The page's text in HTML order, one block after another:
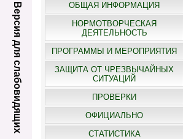
Версия для слабовидящих
ОБЩАЯ ИНФОРМАЦИЯ
НОРМОТВОРЧЕСКАЯ
ДЕЯТЕЛЬНОСТЬ
ПРОГРАММЫ И МЕРОПРИЯТИЯ
ЗАЩИТА ОТ ЧРЕЗВЫЧАЙНЫХ
СИТУАЦИЙ
ПРОВЕРКИ
ОФИЦИАЛЬНО
СТАТИСТИКА